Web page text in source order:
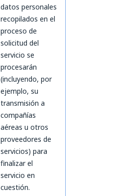
datos personales
recopilados en el
proceso de
solicitud del
servicio se
procesarán
(incluyendo, por
ejemplo, su
transmisión a
compañías
aéreas u otros
proveedores de
servicios) para
finalizar el
servicio en
cuestión.